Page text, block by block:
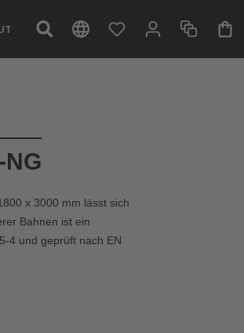
x 3000 mm lässt sich
Bahnen ist ein
4 und geprüft nach EN